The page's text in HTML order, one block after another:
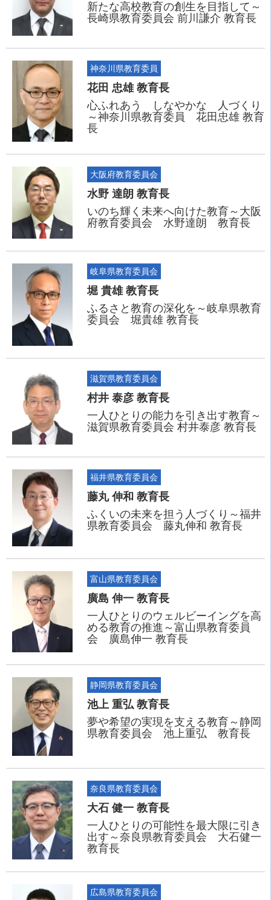
新たな高校教育の創生を目指して～
長崎県教育委員会 前川謙介 教育長
神奈川県教育委員
花田 忠雄 教育長
心ふれあう しなやかな 人づくり
～神奈川県教育委員 花田忠雄 教育
長
大阪府教育委員会
水野 達朗 教育長
いのち輝く未来へ向けた教育～大阪
府教育委員会 水野達朗 教育長
岐阜県教育委員会
堀 貴雄 教育長
ふるさと教育の深化を～岐阜県教育
委員会 堀貴雄 教育長
滋賀県教育委員会
村井 泰彦 教育長
一人ひとりの能力を引き出す教育～
滋賀県教育委員会 村井泰彦 教育長
福井県教育委員会
藤丸 伸和 教育長
ふくいの未来を担う人づくり～福井
県教育委員会 藤丸伸和 教育長
富山県教育委員会
廣島 伸一 教育長
一人ひとりのウェルビーイングを高
める教育の推進～富山県教育委員
会 廣島伸一 教育長
静岡県教育委員会
池上 重弘 教育長
夢や希望の実現を支える教育～静岡
県教育委員会 池上重弘 教育長
奈良県教育委員会
大石 健一 教育長
一人ひとりの可能性を最大限に引き
出す～奈良県教育委員会 大石健一
教育長
広島県教育委員会